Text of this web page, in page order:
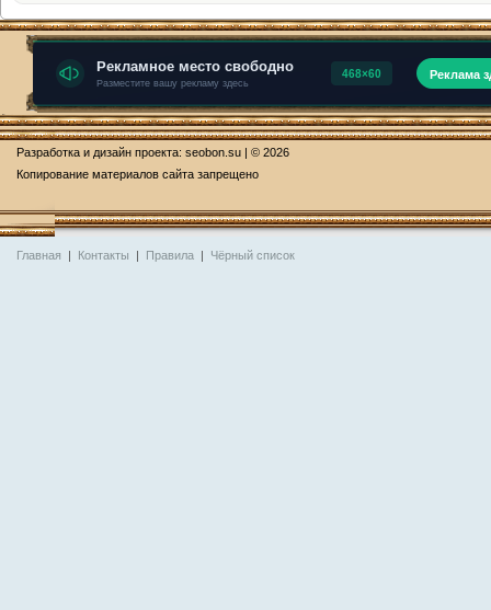
Разработка и дизайн проекта: seobon.su | © 2026
Копирование материалов сайта запрещено
Главная | Контакты | Правила | Чёрный список